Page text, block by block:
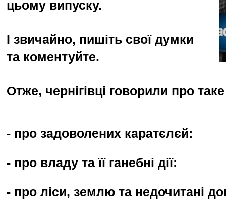
цьому випуску.
І звичайно, пишіть свої думки
та коментуйте.
Отже, чернігівці говорили про таке
- про задоволених каратєлєй:
- про владу та її ганебні дії:
- про ліси, землю та недочитані